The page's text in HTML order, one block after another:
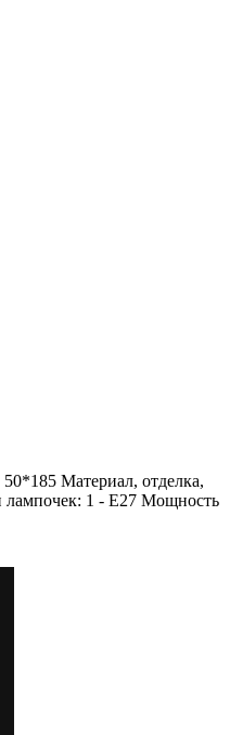
Материал, отделка,
лампочек: 1 - E27 Мощность